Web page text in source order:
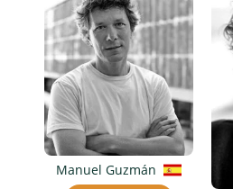
Manuel Guzmán